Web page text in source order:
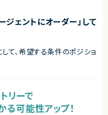
ジェントにオーダー」して
て、希望する条件のポジショ
リーで
可能性アップ！